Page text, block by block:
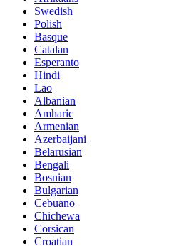
Swedish
Polish
Basque
Catalan
Esperanto
Hindi
Lao
Albanian
Amharic
Armenian
Azerbaijani
Belarusian
Bengali
Bosnian
Bulgarian
Cebuano
Chichewa
Corsican
Croatian